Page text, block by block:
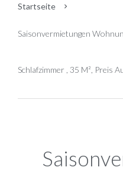
Startseite
Saisonvermietungen
Schlafzimmer , 35 M², Preis